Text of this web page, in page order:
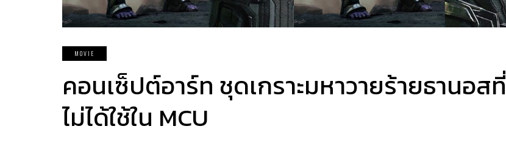
MOVIE
คอนเซ็ปต์อาร์ท ชุดเกราะมหาวายร้ายธานอสที่
ไม่ได้ใช้ใน MCU